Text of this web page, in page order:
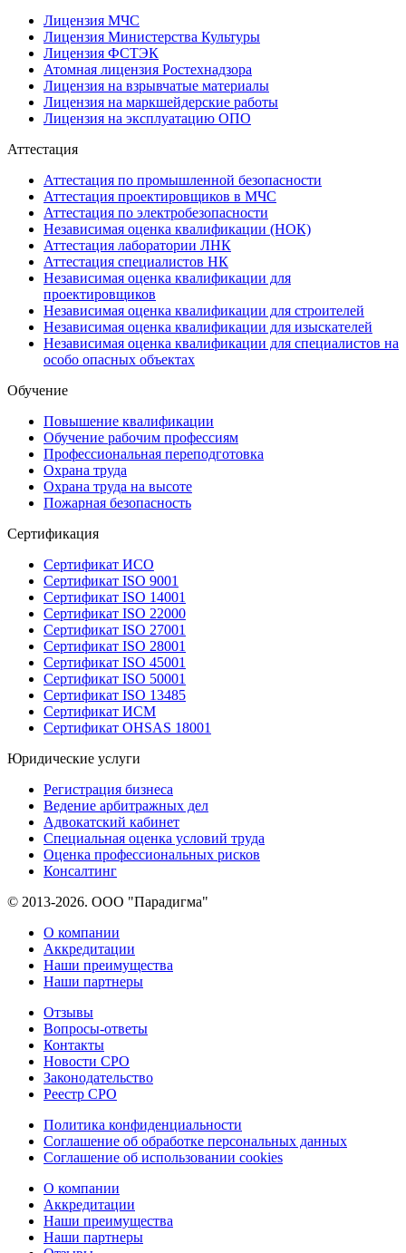
Лицензия МЧС
Лицензия Министерства Культуры
Лицензия ФСТЭК
Атомная лицензия Ростехнадзора
Лицензия на взрывчатые материалы
Лицензия на маркшейдерские работы
Лицензия на эксплуатацию ОПО
Аттестация
Аттестация по промышленной безопасности
Аттестация проектировщиков в МЧС
Аттестация по электробезопасности
Независимая оценка квалификации (НОК)
Аттестация лаборатории ЛНК
Аттестация специалистов НК
Независимая оценка квалификации для
проектировщиков
Независимая оценка квалификации для строителей
Независимая оценка квалификации для изыскателей
Независимая оценка квалификации для специалистов на
особо опасных объектах
Обучение
Повышение квалификации
Обучение рабочим профессиям
Профессиональная переподготовка
Охрана труда
Охрана труда на высоте
Пожарная безопасность
Сертификация
Сертификат ИСО
Сертификат ISO 9001
Сертификат ISO 14001
Сертификат ISO 22000
Сертификат ISO 27001
Сертификат ISO 28001
Сертификат ISO 45001
Сертификат ISO 50001
Сертификат ISO 13485
Сертификат ИСМ
Сертификат OHSAS 18001
Юридические услуги
Регистрация бизнеса
Ведение арбитражных дел
Адвокатский кабинет
Специальная оценка условий труда
Оценка профессиональных рисков
Консалтинг
© 2013-2026. ООО "Парадигма"
О компании
Аккредитации
Наши преимущества
Наши партнеры
Отзывы
Вопросы-ответы
Контакты
Новости СРО
Законодательство
Реестр СРО
Политика конфиденциальности
Соглашение об обработке персональных данных
Соглашение об использовании cookies
О компании
Аккредитации
Наши преимущества
Наши партнеры